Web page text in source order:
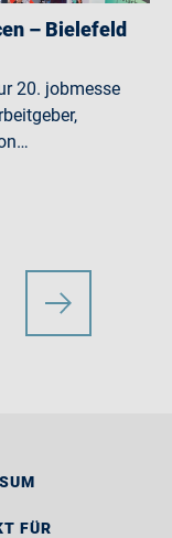
– Bielefeld
20. jobmesse
FÜR